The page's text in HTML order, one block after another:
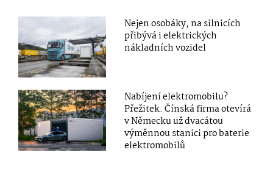
Nejen osobáky, na silnicích
přibývá i elektrických
nákladních vozidel
Nabíjení elektromobilu?
Přežitek. Čínská firma otevírá
v Německu už dvacátou
výměnnou stanici pro baterie
elektromobilů